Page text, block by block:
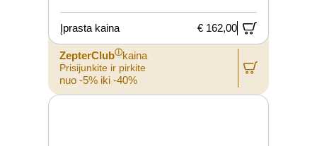
Įprasta kaina € 162,00
ZepterClubⓘkaina
Prisijunkite ir pirkite
nuo -5% iki -40%